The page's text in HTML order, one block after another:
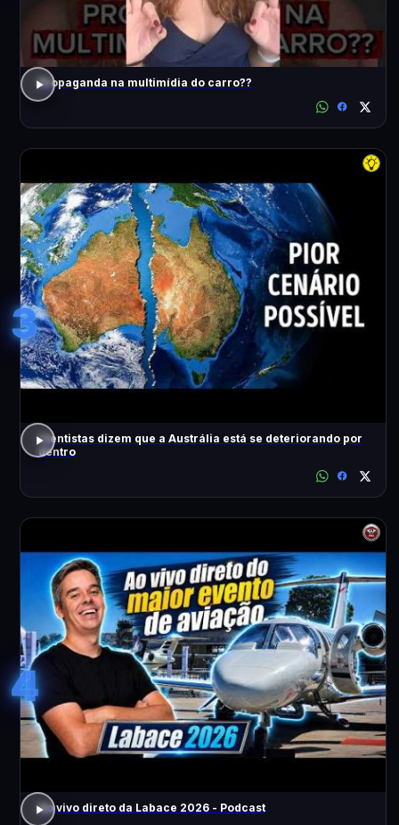
Propaganda na multimídia do carro??
3
Cientistas dizem que a Austrália está se deteriorando por
dentro
4
Ao vivo direto da Labace 2026 - Podcast